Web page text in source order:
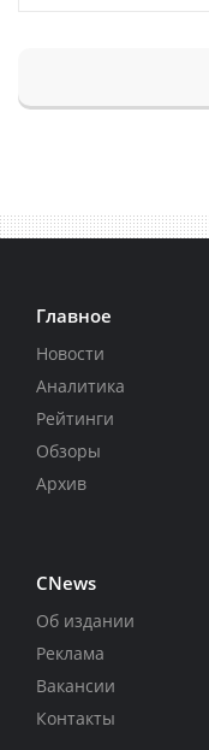
Главное
Новости
Аналитика
Рейтинги
Обзоры
Архив
CNews
Об издании
Реклама
Вакансии
Контакты